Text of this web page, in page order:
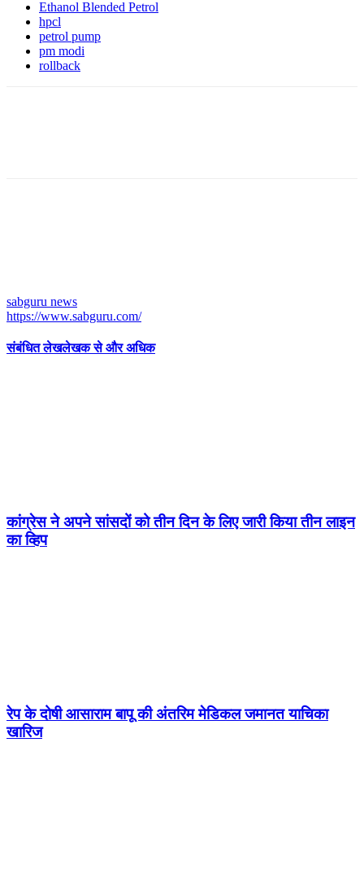
Ethanol Blended Petrol
hpcl
petrol pump
pm modi
rollback
sabguru news
https://www.sabguru.com/
संबंधित लेखलेखक से और अधिक
कांग्रेस ने अपने सांसदों को तीन दिन के लिए जारी किया तीन लाइन
का व्हिप
रेप के दोषी आसाराम बापू की अंतरिम मेडिकल जमानत याचिका
खारिज